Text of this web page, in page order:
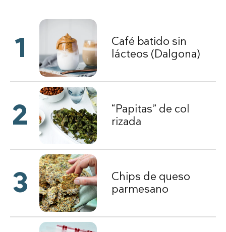
1
Café batido sin
lácteos (Dalgona)
2
“Papitas” de col
rizada
3
Chips de queso
parmesano